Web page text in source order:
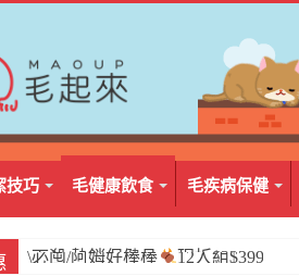
技巧 毛健康飲食 毛疾病保健
\必囤/阿姆好棒棒 12入組$399